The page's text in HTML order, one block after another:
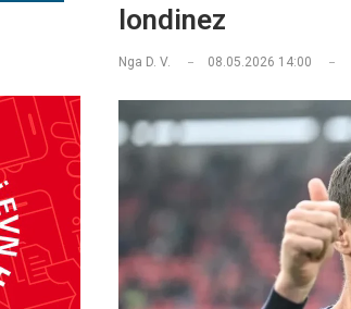
londinez
Nga D. V. 08.05.2026 14:00